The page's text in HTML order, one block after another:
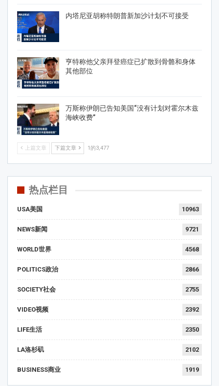
内塔尼亚胡称特朗普新加沙计划不可接受
亨特称他父亲拜登癌症已扩散到骨骼和身体
其他部位
万斯称伊朗已告知美国“没有计划对霍尔木兹
海峡收费”
上篇文章 下篇文章 1的3,477
热点栏目
USA美国 10963
NEWS新闻 9721
WORLD世界 4568
POLITICS政治 2866
SOCIETY社会 2755
VIDEO视频 2392
LIFE生活 2350
LA洛杉矶 2102
BUSINESS商业 1919